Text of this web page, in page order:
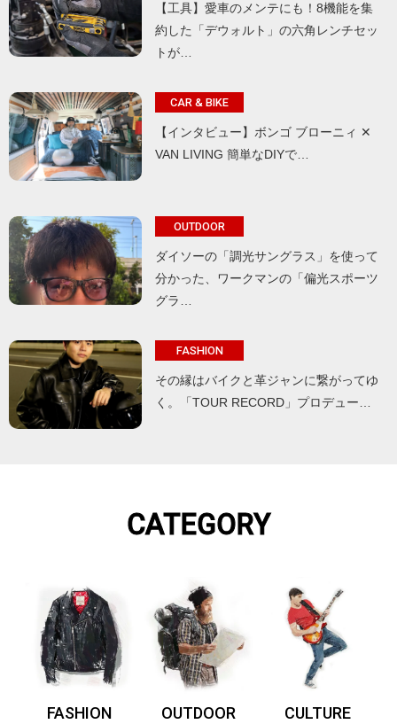
【工具】愛車のメンテにも！8機能を集
約した「デウォルト」の六角レンチセッ
トが…
CAR & BIKE
【インタビュー】ボンゴ ブローニィ ✕
VAN LIVING 簡単なDIYで…
OUTDOOR
ダイソーの「調光サングラス」を使って
分かった、ワークマンの「偏光スポーツ
グラ…
FASHION
その縁はバイクと革ジャンに繋がってゆ
く。「TOUR RECORD」プロデュー…
CATEGORY
FASHION OUTDOOR CULTURE